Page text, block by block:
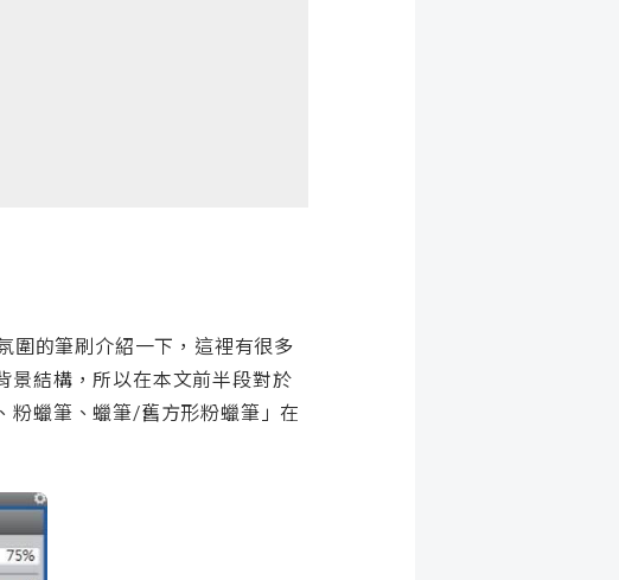
圍的筆刷介紹一下，這裡有很多
景結構，所以在本文前半段對於
粉蠟筆、蠟筆/舊方形粉蠟筆」在